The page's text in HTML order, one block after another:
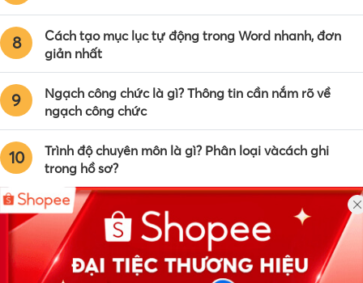
8
Cách tạo mục lục tự động trong Word nhanh, đơn
giản nhất
9
Ngạch công chức là gì? Thông tin cần nắm rõ về
ngạch công chức
10
Trình độ chuyên môn là gì? Phân loại vàcách ghi
trong hồ sơ?